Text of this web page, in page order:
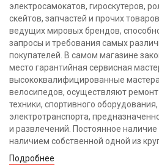
электросамокатов, гироскутеров,
скейтов, запчастей и прочих
ведущих мировых брендов,
запросы и требования самых
покупателей. В самом магазине
место гарантийная сервисная
высококвалифицированные
велосипедов, осуществляют
техники, спортивного
электротранспорта,
и развлечений. Постоянное
наличием собственной одной из
Подробнее